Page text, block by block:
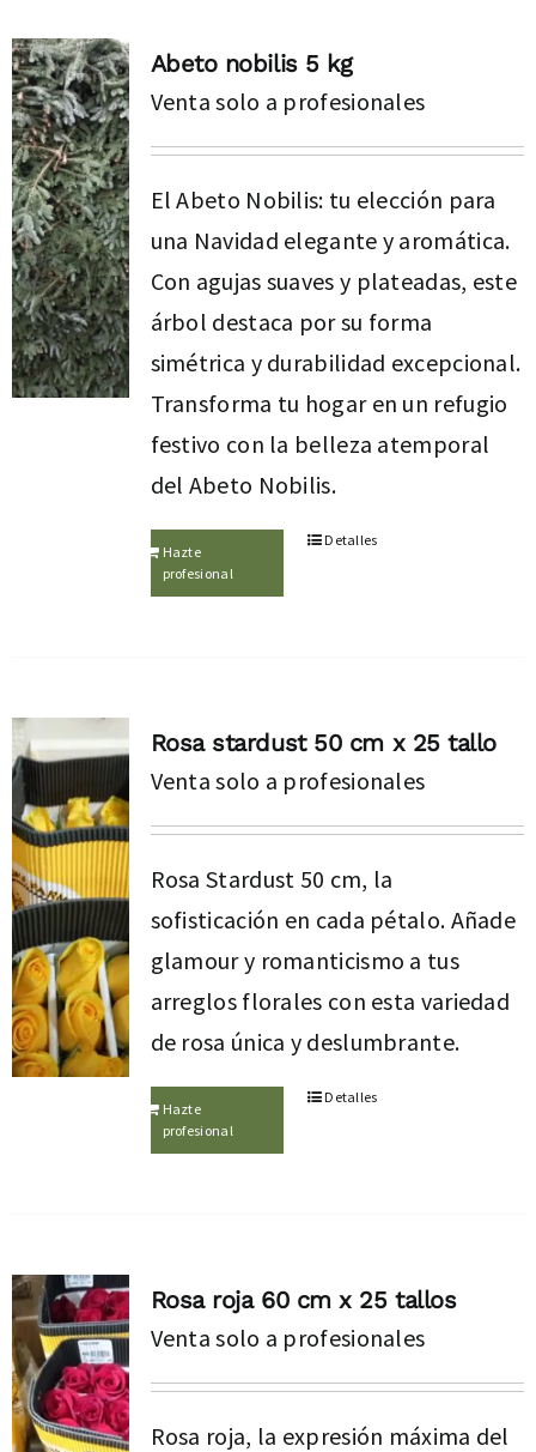
Abeto nobilis 5 kg
Venta solo a profesionales
El Abeto Nobilis: tu elección para
una Navidad elegante y aromática.
Con agujas suaves y plateadas, este
árbol destaca por su forma
simétrica y durabilidad excepcional.
Transforma tu hogar en un refugio
festivo con la belleza atemporal
del Abeto Nobilis.
Hazte
profesional
Detalles
Rosa stardust 50 cm x 25 tallo
Venta solo a profesionales
Rosa Stardust 50 cm, la
sofisticación en cada pétalo. Añade
glamour y romanticismo a tus
arreglos florales con esta variedad
de rosa única y deslumbrante.
Hazte
profesional
Detalles
Rosa roja 60 cm x 25 tallos
Venta solo a profesionales
Rosa roja, la expresión máxima del